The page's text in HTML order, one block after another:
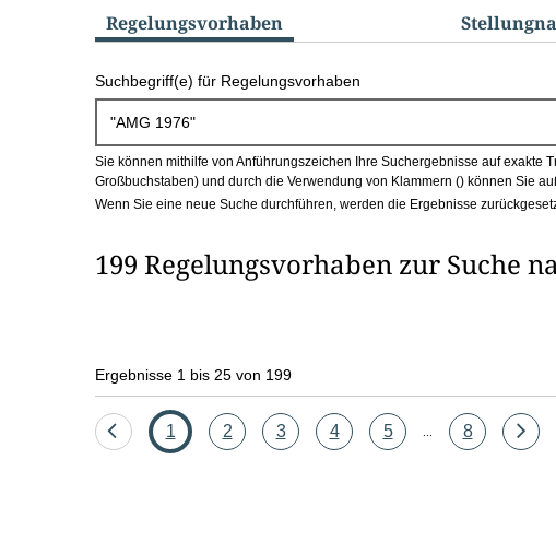
S
u
c
h
b
x
Regelungs­vorhaben
Suchbegriff(e) für Regelungsvorhaben
Sie können mithilfe von Anführungszeichen Ihre Suchergebnisse auf exakte
Großbuchstaben) und durch die Verwendung von Klammern () können Sie
Wenn Sie eine neue Suche durchführen, werden die Ergebnisse
199 Regelungsvorhaben zur Suche
Ergebnisse 1 bis 25 von 199
Eine
Seite
1 Seite
2 Seite
3 Seite
4 Seite
5 Seite
8